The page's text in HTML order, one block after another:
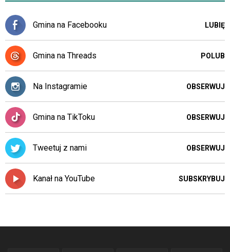
Gmina na Facebooku LUBIĘ
Gmina na Threads POLUB
Na Instagramie OBSERWUJ
Gmina na TikToku OBSERWUJ
Tweetuj z nami OBSERWUJ
Kanał na YouTube SUBSKRYBUJ